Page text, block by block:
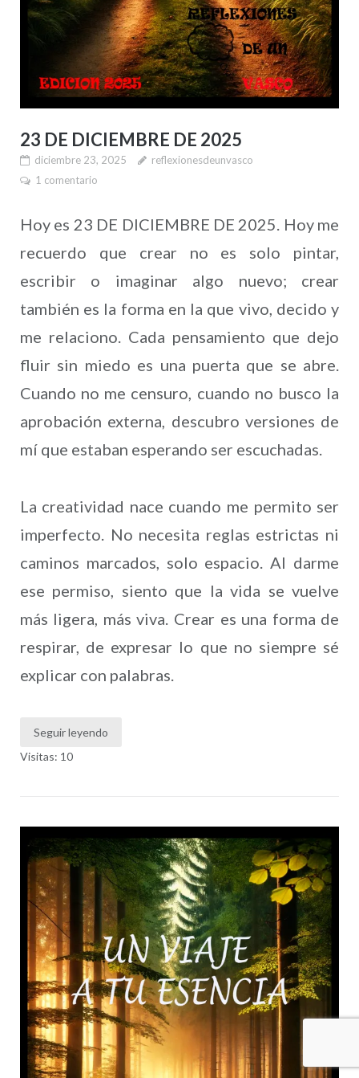
23 DE DICIEMBRE DE 2025
diciembre 23, 2025
reflexionesdeunvasco
1 comentario
Hoy es 23 DE DICIEMBRE DE 2025. Hoy me
recuerdo que crear no es solo pintar,
escribir o imaginar algo nuevo; crear
también es la forma en la que vivo, decido y
me relaciono. Cada pensamiento que dejo
fluir sin miedo es una puerta que se abre.
Cuando no me censuro, cuando no busco la
aprobación externa, descubro versiones de
mí que estaban esperando ser escuchadas.
La creatividad nace cuando me permito ser
imperfecto. No necesita reglas estrictas ni
caminos marcados, solo espacio. Al darme
ese permiso, siento que la vida se vuelve
más ligera, más viva. Crear es una forma de
respirar, de expresar lo que no siempre sé
explicar con palabras.
Seguir leyendo
Visitas: 10